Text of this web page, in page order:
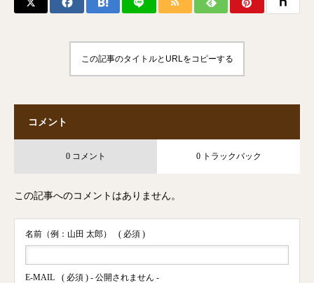
この記事のタイトルとURLをコピーする
コメント
0 コメント 0 トラックバック
この記事へのコメントはありません。
名前（例：山田 太郎） ( 必須 )
E-MAIL ( 必須 ) - 公開されません -